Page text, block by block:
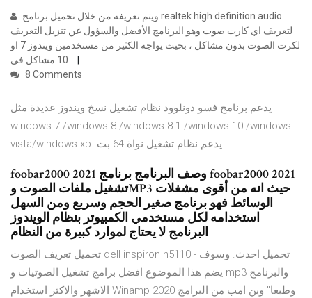
لتعريف اي كارت صوت وهو البرنامج الأفضل والسؤول عن تنزيل التعريف
لكرت الصوت بدون مشاكل ، بحيث يواجه الكثير من مستخدمين ويندوز 7 او
8 Comments
يدعم برنامج فسو دونلوود نظام تشغيل نسخ ويندوز عديدة مثل
windows 7 /windows 8 /windows 8.1 /windows 10 /windows
vista/windows xp. يدعم نظام تشغيل نواة 64 بت.
foobar2000 2021 وصف البرنامج برنامج foobar2000 2021
تشغيل ملفات الصوت وMP3 حيث انه من أقوى مشغلات
الوسائط فهو برنامج صغير الحجم وسريع ومن السهل
استخدامه لكل مستخدمي الكمبيوتر بنظام الويندوز
البرنامج لا يحتاج لموارد كبيرة من النظام
تحميل تعريف الصوت dell inspiron n5110 - تحميل احدث. وسوف
يضم هذا الموضوع افضل برامج تشغيل الصوتيات و mp3 والبرنامج
الاشهر والاكثر استخدام Winamp 2020 وطبعا" وين امب من البرامج